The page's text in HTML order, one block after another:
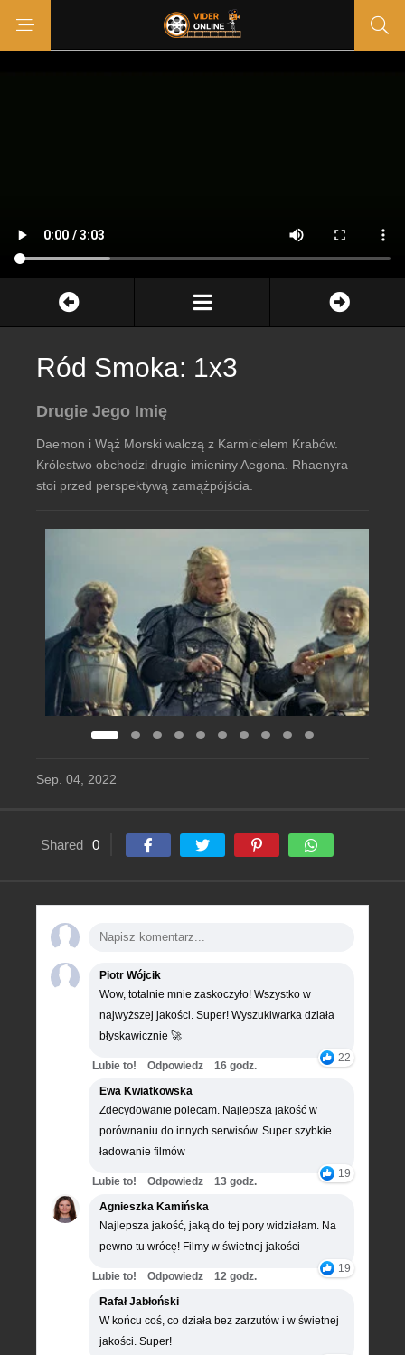
Ród Smoka: 1x3
Drugie Jego Imię
Daemon i Wąż Morski walczą z Karmicielem Krabów.
Królestwo obchodzi drugie imieniny Aegona. Rhaenyra
stoi przed perspektywą zamążpójścia.
Sep. 04, 2022
Shared 0
Piotr Wójcik
Wow, totalnie mnie zaskoczyło! Wszystko w
najwyższej jakości. Super! Wyszukiwarka działa
błyskawicznie 🚀
22
Lubie to! Odpowiedz
16 godz.
Ewa Kwiatkowska
Zdecydowanie polecam. Najlepsza jakość w
porównaniu do innych serwisów. Super szybkie
ładowanie filmów
19
Lubie to! Odpowiedz
13 godz.
Agnieszka Kamińska
Najlepsza jakość, jaką do tej pory widziałam. Na
pewno tu wrócę! Filmy w świetnej jakości
19
Lubie to! Odpowiedz
12 godz.
Rafał Jabłoński
W końcu coś, co działa bez zarzutów i w świetnej
jakości. Super!